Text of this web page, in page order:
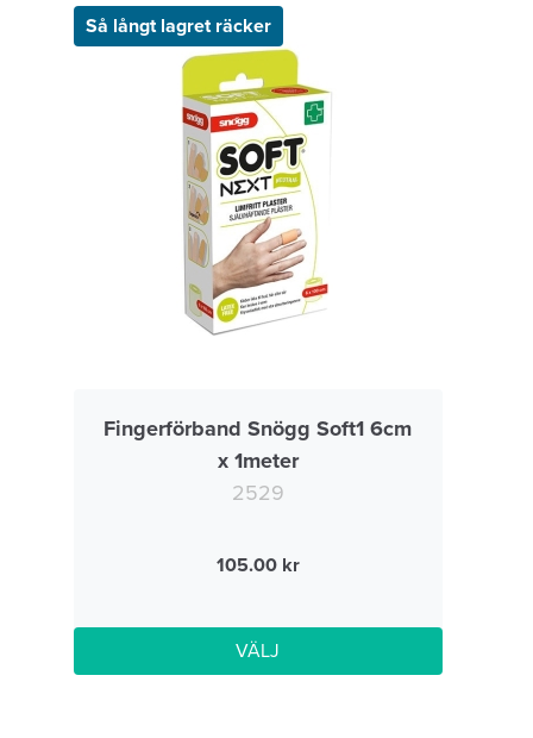
Så långt lagret räcker
Fingerförband Snögg Soft1 6cm
x 1meter
2529
105.00
VÄLJ